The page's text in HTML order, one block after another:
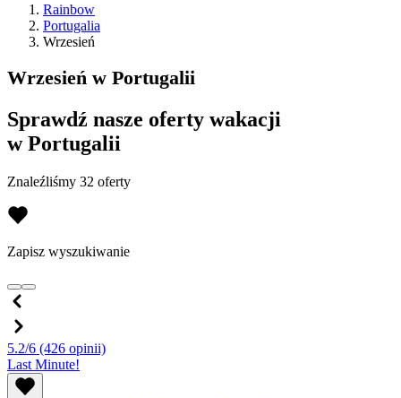
Rainbow
Portugalia
Wrzesień
Wrzesień w Portugalii
Sprawdź nasze oferty wakacji
w Portugalii
Znaleźliśmy 32 oferty
Zapisz wyszukiwanie
5.2/6 (426 opinii)
Last Minute!